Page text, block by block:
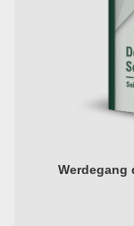
Werdegang